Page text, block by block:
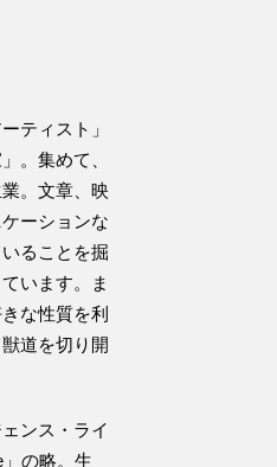
ティスト」
。集めて、
。文章、映
ーションな
ることを掘
います。ま
な性質を利
道を切り開
ンス・ライ
の略。生